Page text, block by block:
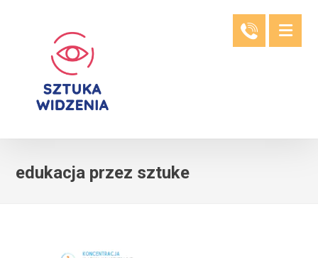
edukacja przez sztuke